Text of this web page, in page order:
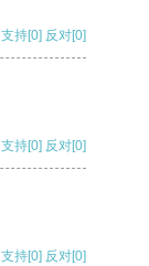
支持[0] 反对[0]
支持[0] 反对[0]
支持[0] 反对[0]